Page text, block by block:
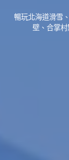
暢玩北海道滑雪
壁、合掌